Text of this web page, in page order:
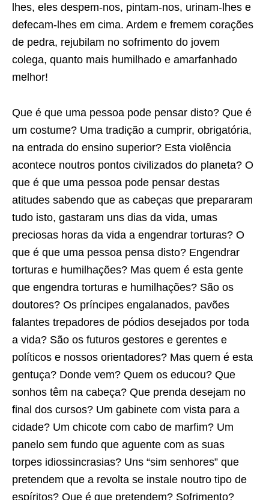
lhes, eles despem-nos, pintam-nos, urinam-lhes e
defecam-lhes em cima. Ardem e fremem corações
de pedra, rejubilam no sofrimento do jovem
colega, quanto mais humilhado e amarfanhado
melhor!
Que é que uma pessoa pode pensar disto? Que é
um costume? Uma tradição a cumprir, obrigatória,
na entrada do ensino superior? Esta violência
acontece noutros pontos civilizados do planeta? O
que é que uma pessoa pode pensar destas
atitudes sabendo que as cabeças que prepararam
tudo isto, gastaram uns dias da vida, umas
preciosas horas da vida a engendrar torturas? O
que é que uma pessoa pensa disto? Engendrar
torturas e humilhações? Mas quem é esta gente
que engendra torturas e humilhações? São os
doutores? Os príncipes engalanados, pavões
falantes trepadores de pódios desejados por toda
a vida? São os futuros gestores e gerentes e
políticos e nossos orientadores? Mas quem é esta
gentuça? Donde vem? Quem os educou? Que
sonhos têm na cabeça? Que prenda desejam no
final dos cursos? Um gabinete com vista para a
cidade? Um chicote com cabo de marfim? Um
panelo sem fundo que aguente com as suas
torpes idiossincrasias? Uns “sim senhores” que
pretendem que a revolta se instale noutro tipo de
espíritos? Que é que pretendem? Sofrimento?